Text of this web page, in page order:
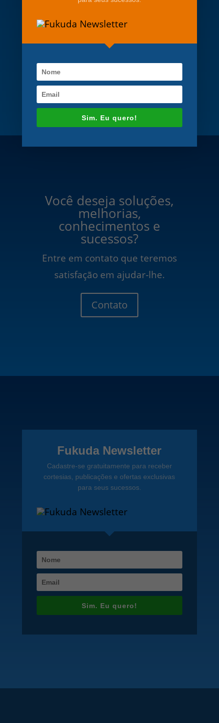
Prof. Maurício José Ferrari Rey
Coordenador Centro de
Você deseja soluções,
melhorias,
conhecimentos e
sucessos?
Entre em contato que teremos
satisfação em ajudar-lhe.
Contato
Fukuda Newsletter
Cadastre-se gratuitamente para receber
cortesias, publicações e ofertas exclusivas
para seus sucessos.
Sim. Eu quero!
Sim. Eu quero!